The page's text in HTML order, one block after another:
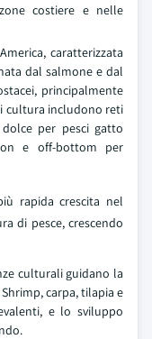
costiere e nelle
caratterizzata
dal salmone e dal
principalmente
cultura includono reti
per pesci gatto
e off-bottom per
rapida crescita nel
di pesce, crescendo
culturali guidano la
carpa, tilapia e
e lo sviluppo